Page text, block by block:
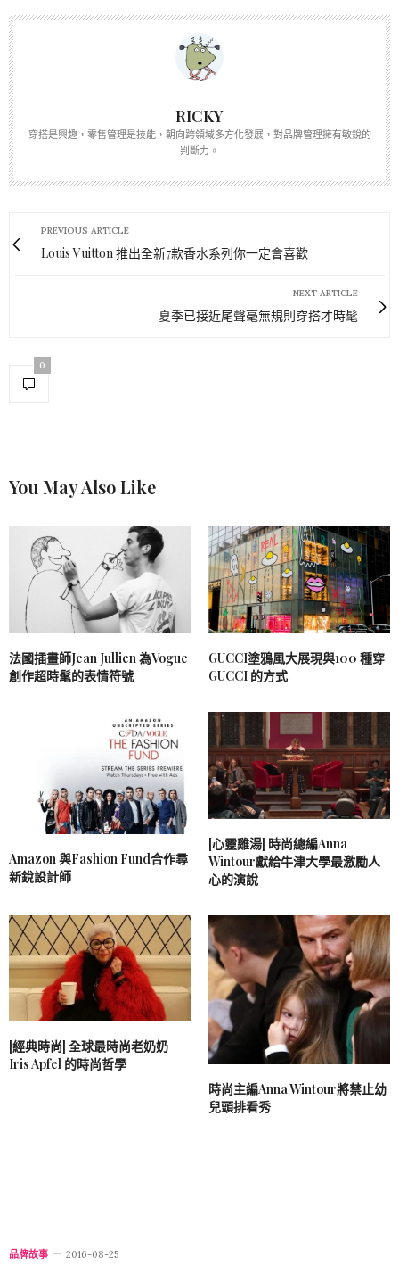
RICKY
穿搭是興趣，零售管理是技能，朝向跨領域多方化發展，對品牌管理擁有敏銳的
判斷力。
PREVIOUS ARTICLE
Louis Vuitton 推出全新7款香水系列你一定會喜歡
NEXT ARTICLE
夏季已接近尾聲毫無規則穿搭才時髦
0
You May Also Like
法國插畫師Jean Jullien 為Vogue
創作超時髦的表情符號
GUCCI塗鴉風大展現與100 種穿
GUCCI 的方式
Amazon 與Fashion Fund合作尋
新銳設計師
[心靈雞湯] 時尚總編Anna
Wintour獻給牛津大學最激勵人
心的演說
[經典時尚] 全球最時尚老奶奶
Iris Apfel 的時尚哲學
時尚主編Anna Wintour將禁止幼
兒頭排看秀
品牌故事 2016-08-25